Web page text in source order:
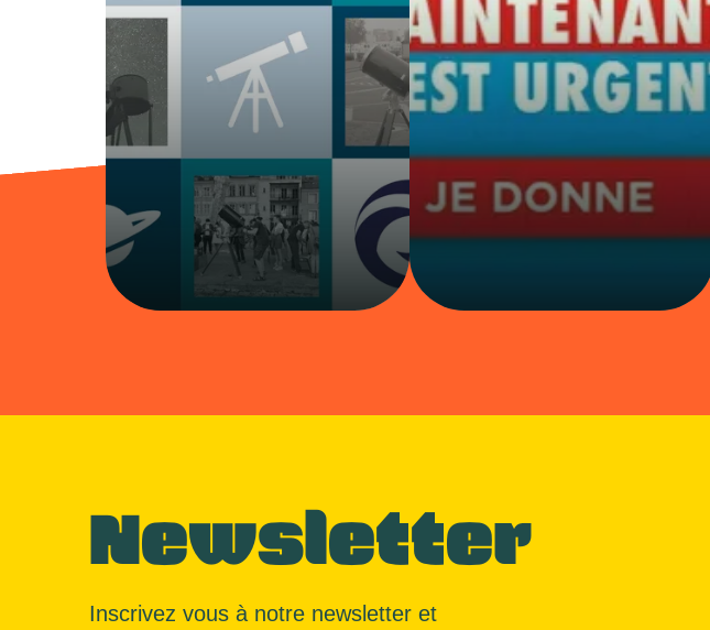
Newsletter
Inscrivez vous à notre newsletter et